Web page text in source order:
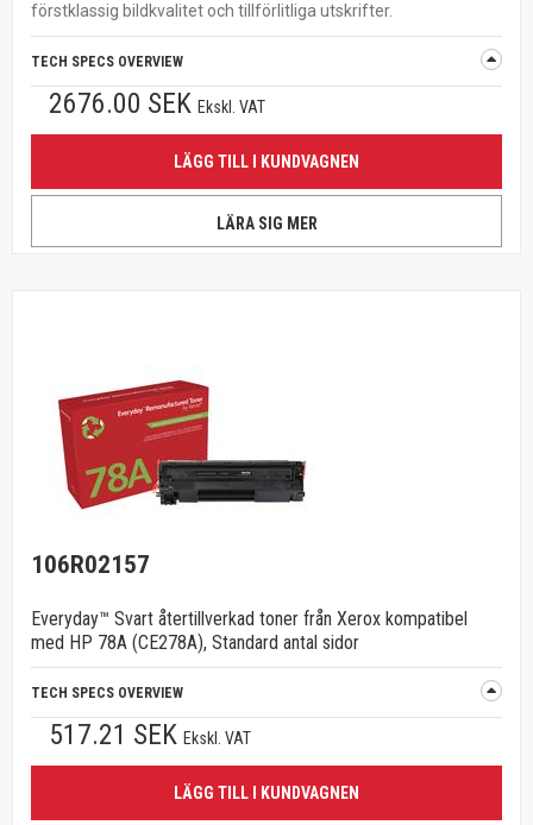
förstklassig bildkvalitet och tillförlitliga utskrifter.
TECH SPECS OVERVIEW
2676.00 SEK Ekskl. VAT
LÄGG TILL I KUNDVAGNEN
LÄRA SIG MER
106R02157
Everyday™ Svart återtillverkad toner från Xerox kompatibel
med HP 78A (CE278A), Standard antal sidor
TECH SPECS OVERVIEW
517.21 SEK Ekskl. VAT
LÄGG TILL I KUNDVAGNEN